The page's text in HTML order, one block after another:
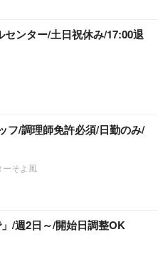
ンター/土日祝休み/17:00退
フ/調理師免許必須/日勤のみ/
そよ風
/週2日～/開始日調整OK